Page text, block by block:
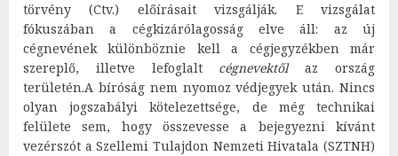
törvény (Ctv.) előírásait vizsgálják. E vizsgálat
fókuszában a cégkizárólagosság elve áll: az új
cégnevének különböznie kell a cégjegyzékben már
szereplő, illetve lefoglalt cégnevektőlaz ország
területén.A bíróság nem nyomoz védjegyek után. Nincs
olyan jogszabályi kötelezettsége, de még technikai
felülete sem, hogy összevesse a bejegyezni kívánt
vezérszót a Szellemi Tulajdon Nemzeti Hivatala (SZTNH)